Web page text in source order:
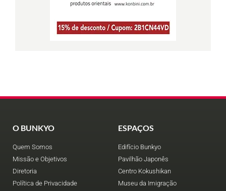
O BUNKYO
Quem Somos
Missão e Objetivos
Diretoria
Política de Privacidade
ESPAÇOS
Edifício Bunkyo
Pavilhão Japonês
Centro Kokushikan
Museu da Imigração